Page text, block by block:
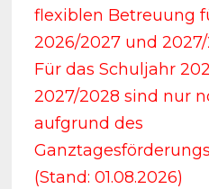
flexiblen Betreuung
2026/2027 und
Für das Schuljahr
2027/2028 sind nur
aufgrund des
(Stand: 01.08.2026)